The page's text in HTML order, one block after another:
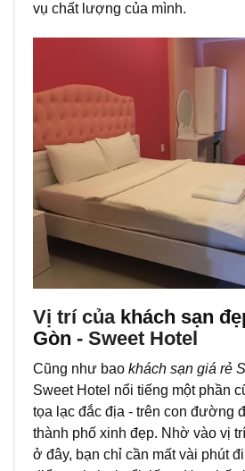
vụ chất lượng của mình.
Vị trí của khách sạn
Gòn - Sweet Hotel
Cũng như bao khách sạn giá rẻ
Sweet Hotel nổi tiếng một phần
tọa lạc đắc địa - trên con đường
thành phố xinh đẹp. Nhờ vào vị
ở đây, bạn chỉ cần mất vài phút